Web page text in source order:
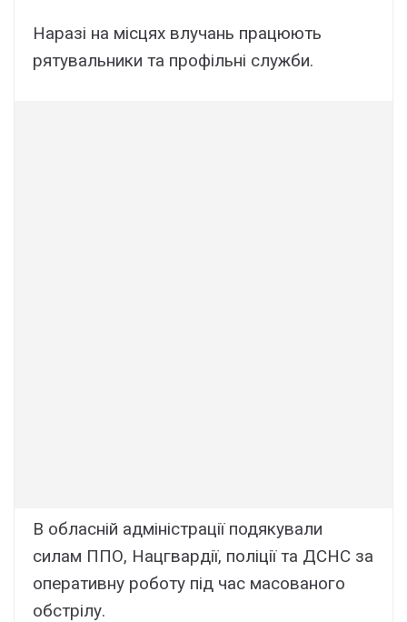
Наразі на місцях влучань працюють
рятувальники та профільні служби.
В обласній адміністрації подякували
силам ППО, Нацгвардії, поліції та ДСНС за
оперативну роботу під час масованого
обстрілу.